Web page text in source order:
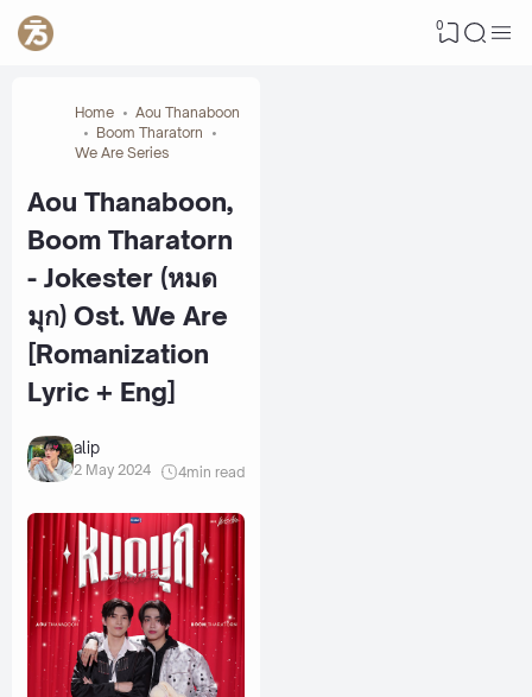
0
Home
Aou Thanaboon
Boom Tharatorn
We Are Series
Aou Thanaboon,
Boom Tharatorn
- Jokester (หมด
มุก) Ost. We Are
[Romanization
Lyric + Eng]
alip
2 May 2024 4min read